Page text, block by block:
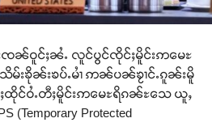
းၸၼ်ဝူင်ႈၼႆႉ လူင်ပွင်ၸိုင်ႈမိူင်းဢမေႊ
းၶိုၼ်းၶပ်ႉမၢႆ ဢၼ်ပၼ်ၶႂၢင်ႉၵူၼ်းမိူ
ထိုင်ဝႆႉတီႈမိူင်းဢမေႊရိၵၼ်ႊသေ ယူႇ
(Temporary Protected